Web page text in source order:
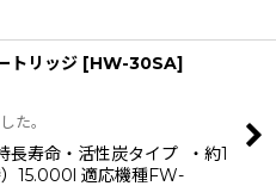
トリッジ [HW-30SA]
た。
寿命・活性炭タイプ ・約1
15.000l 適応機種FW-